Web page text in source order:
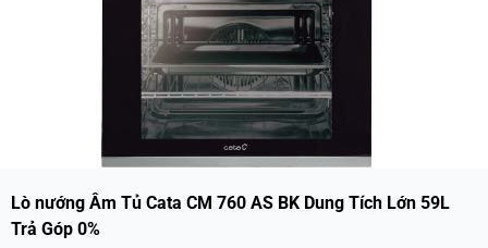
Lò nướng Âm Tủ Cata CM 760 AS BK Dung Tích Lớn 59L
Trả Góp 0%